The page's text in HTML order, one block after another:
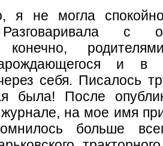
я не могла
с
конечно,
и в
себя. Писалось
была! После
журнале, на мое имя
больше